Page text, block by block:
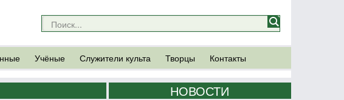
Учёные Служители культа Творцы Контакты
НОВОСТИ